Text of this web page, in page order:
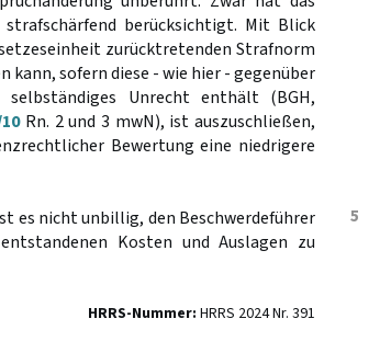
berücksichtigt. Mit Blick
zurücktretenden Strafnorm
sofern diese - wie hier - gegenüber
selbständiges Unrecht enthält (BGH,
Rn. 2 und 3 mwN), ist auszuschließen,
Bewertung eine niedrigere
5
es nicht unbillig, den Beschwerdeführer
Kosten und Auslagen zu
HRRS-Nummer: HRRS 2024 Nr. 391